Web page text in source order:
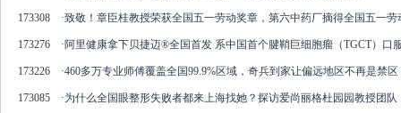
173308 ·致敬！章臣桂教授荣获全国五一劳动奖章，第六中药厂摘得全国五一劳
173276 ·阿里健康拿下贝捷迈®全国首发 系中国首个腱鞘巨细胞瘤（TGCT）口
173226 ·460多万专业师傅覆盖全国99.9%区域，奇兵到家让偏远地区不再是禁区
173085 ·为什么全国眼整形失败者都来上海找她？探访爱尚丽格杜园园教授团队